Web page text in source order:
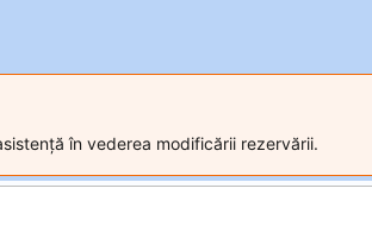
în vederea modificării rezervării.